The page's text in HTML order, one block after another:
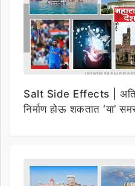
Salt Side Effects |
निर्माण होऊ शकतात ‘या’